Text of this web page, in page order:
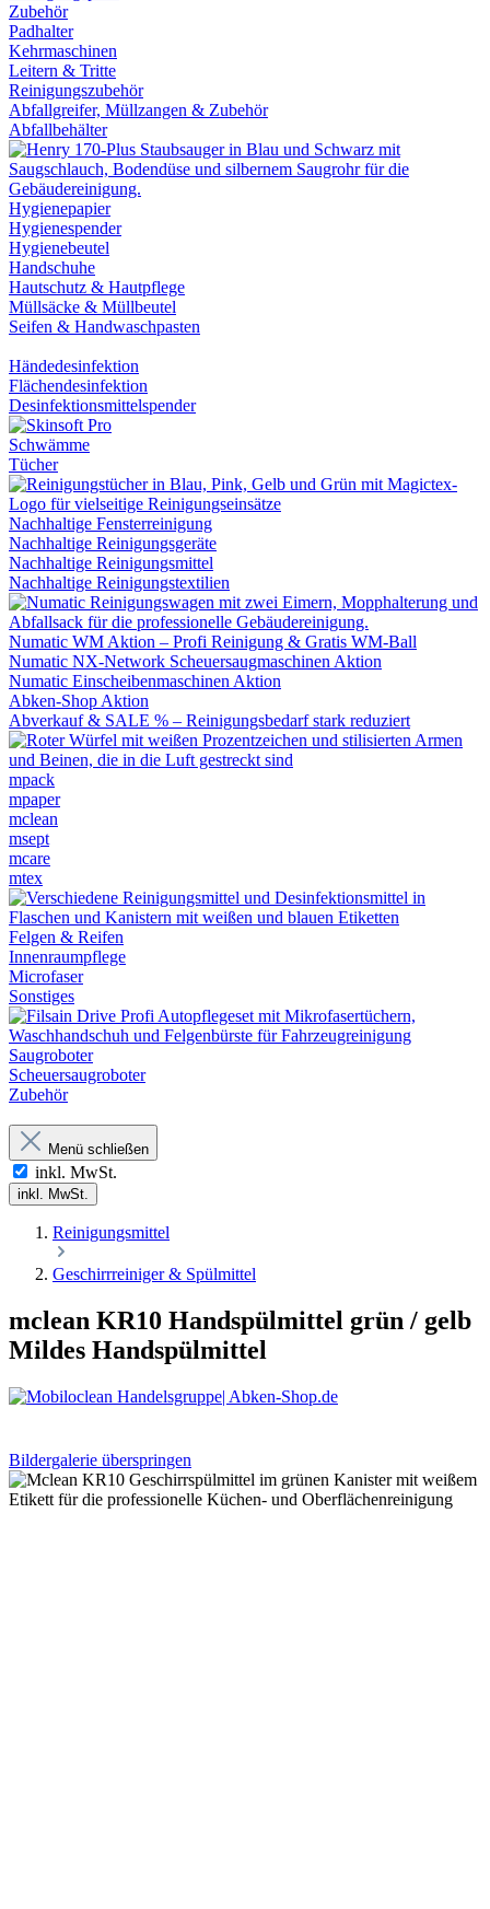
Zubehör
Padhalter
Kehrmaschinen
Leitern & Tritte
Reinigungszubehör
Abfallgreifer, Müllzangen & Zubehör
Abfallbehälter
Hygienepapier
Hygienespender
Hygienebeutel
Handschuhe
Hautschutz & Hautpflege
Müllsäcke & Müllbeutel
Seifen & Handwaschpasten
Händedesinfektion
Flächendesinfektion
Desinfektionsmittelspender
Schwämme
Tücher
Nachhaltige Fensterreinigung
Nachhaltige Reinigungsgeräte
Nachhaltige Reinigungsmittel
Nachhaltige Reinigungstextilien
Numatic WM Aktion – Profi Reinigung & Gratis WM-Ball
Numatic NX-Network Scheuersaugmaschinen Aktion
Numatic Einscheibenmaschinen Aktion
Abken-Shop Aktion
Abverkauf & SALE % – Reinigungsbedarf stark reduziert
mpack
mpaper
mclean
msept
mcare
mtex
Felgen & Reifen
Innenraumpflege
Microfaser
Sonstiges
Saugroboter
Scheuersaugroboter
Zubehör
Menü schließen
inkl. MwSt.
inkl. MwSt.
Reinigungsmittel
Geschirrreiniger & Spülmittel
mclean KR10 Handspülmittel grün / gelb
Mildes Handspülmittel
Bildergalerie überspringen